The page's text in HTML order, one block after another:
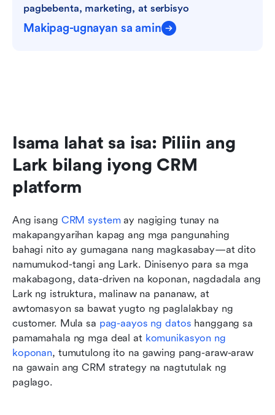
pagbebenta, marketing, at serbisyo
Makipag-ugnayan sa amin
Isama lahat sa isa: Piliin ang
Lark bilang iyong CRM
platform
Ang isang CRM system ay nagiging tunay na
makapangyarihan kapag ang mga pangunahing
bahagi nito ay gumagana nang magkasabay—at dito
namumukod-tangi ang Lark. Dinisenyo para sa mga
makabagong, data-driven na koponan, nagdadala ang
Lark ng istruktura, malinaw na pananaw, at
awtomasyon sa bawat yugto ng paglalakbay ng
customer. Mula sa pag-aayos ng datos hanggang sa
pamamahala ng mga deal at komunikasyon ng
koponan, tumutulong ito na gawing pang-araw-araw
na gawain ang CRM strategy na nagtutulak ng
paglago.